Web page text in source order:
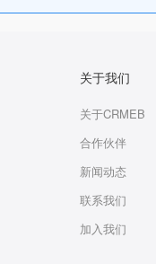
关于我们
关于CRMEB
合作伙伴
新闻动态
联系我们
加入我们